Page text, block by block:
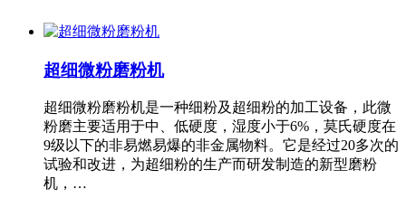
超细微粉磨粉机
超细微粉磨粉机是一种细粉及超细粉的加工设备，此微
粉磨主要适用于中、低硬度，湿度小于6%，莫氏硬度在
9级以下的非易燃易爆的非金属物料。它是经过20多次的
试验和改进，为超细粉的生产而研发制造的新型磨粉
机，…